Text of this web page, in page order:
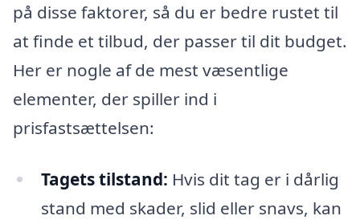
på disse faktorer, så du er bedre rustet til
at finde et tilbud, der passer til dit budget.
Her er nogle af de mest væsentlige
elementer, der spiller ind i
prisfastsættelsen:
Tagets tilstand: Hvis dit tag er i dårlig
stand med skader, slid eller snavs, kan